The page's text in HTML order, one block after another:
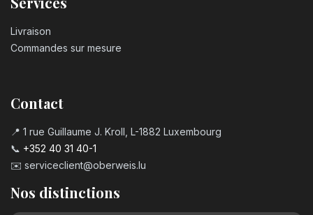
Livraison
Commandes sur mesure
Contact
📍 1 rue Guillaume J. Kroll, L-1882 Luxembourg
📞 +352 40 31 40-1
✉️ serviceclient@oberweis.lu
Nos distinctions